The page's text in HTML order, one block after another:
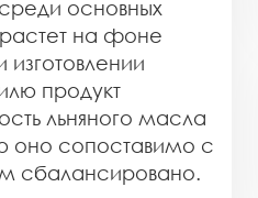
основных
на фоне
продукт
льняного масла
оно сопоставимо с
сбалансировано.